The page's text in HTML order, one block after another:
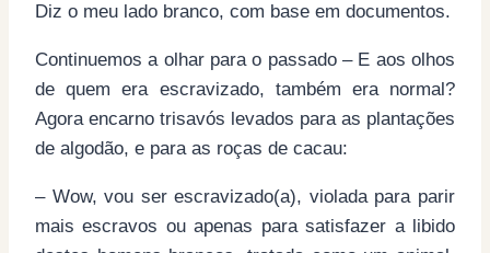
Diz o meu lado branco, com base em documentos.
Continuemos a olhar para o passado – E aos olhos
de quem era escravizado, também era normal?
Agora encarno trisavós levados para as plantações
de algodão, e para as roças de cacau:
– Wow, vou ser escravizado(a), violada para parir
mais escravos ou apenas para satisfazer a libido